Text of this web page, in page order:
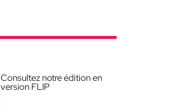
Consultez notre édition en
version FLIP